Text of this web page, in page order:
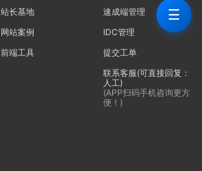
站长基地
网站案例
前端工具
速成端管理
IDC管理
提交工单
联系客服(可直接回复：
人工)
(APP扫码手机咨询更方
便！)
☰